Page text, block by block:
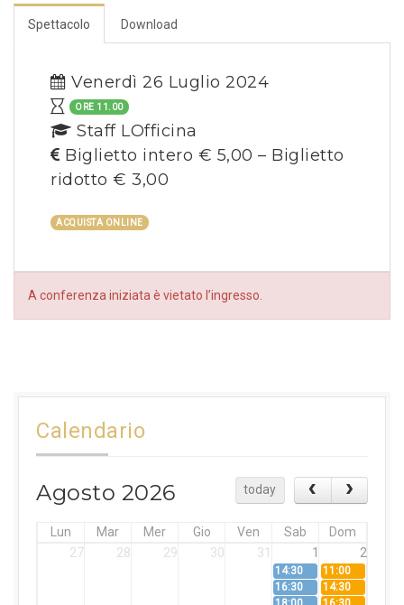
Spettacolo Download
Venerdì 26 Luglio 2024
ORE 11.00
Staff LOfficina
Biglietto intero € 5,00 – Biglietto
ridotto € 3,00
ACQUISTA ONLINE
A conferenza iniziata è vietato l’ingresso.
Calendario
Agosto 2026 today
Lun Mar Mer Gio Ven Sab
Dom
27
28 29 30 31 1 2
14:30
11:00
16:30
14:30